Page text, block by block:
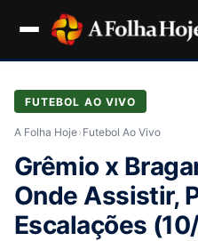
FUTEBOL AO VIVO
A Folha Hoje› Futebol Ao Vivo
Grêmio x
Onde Assistir,
Escalações